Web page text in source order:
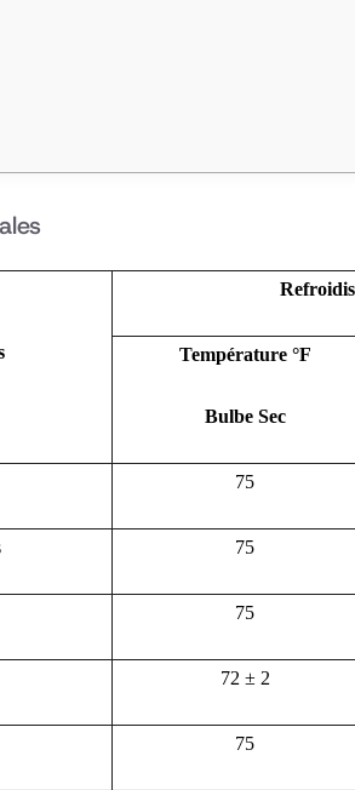
Température °F
Bulbe Sec
75
75
75
72 ± 2
75